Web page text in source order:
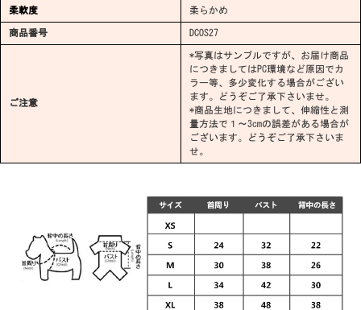
柔軟度 柔らかめ
商品番号 DCOS27
ご注意
*写真はサンプルですが、お届け商品
につきましてはPC環境など原因でカ
ラー等、多少変化する場合がござい
ます。どうぞご了承下さいませ。
*商品生地につきまして、伸縮性と測
量方法で１～3cmの誤差がある場合が
ございます。どうぞご了承下さいま
せ。